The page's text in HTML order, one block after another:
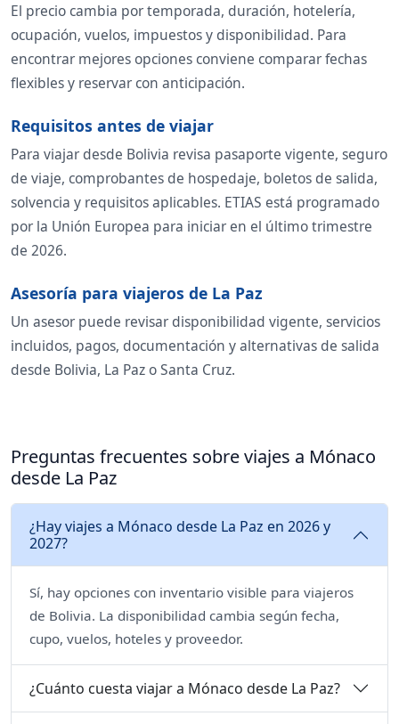
El precio cambia por temporada, duración, hotelería,
ocupación, vuelos, impuestos y disponibilidad. Para
encontrar mejores opciones conviene comparar fechas
flexibles y reservar con anticipación.
Requisitos antes de viajar
Para viajar desde Bolivia revisa pasaporte vigente, seguro
de viaje, comprobantes de hospedaje, boletos de salida,
solvencia y requisitos aplicables. ETIAS está programado
por la Unión Europea para iniciar en el último trimestre
de 2026.
Asesoría para viajeros de La Paz
Un asesor puede revisar disponibilidad vigente, servicios
incluidos, pagos, documentación y alternativas de salida
desde Bolivia, La Paz o Santa Cruz.
Preguntas frecuentes sobre viajes a Mónaco
desde La Paz
¿Hay viajes a Mónaco desde La Paz en 2026 y
2027?
Sí, hay opciones con inventario visible para viajeros
de Bolivia. La disponibilidad cambia según fecha,
cupo, vuelos, hoteles y proveedor.
¿Cuánto cuesta viajar a Mónaco desde La Paz?